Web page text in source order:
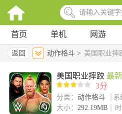
首页 单机 网游
返回 动作格斗 > 美国职业摔
美国职业摔跤 最
3分
分类： 动作格斗 系
大小： 292.19MB